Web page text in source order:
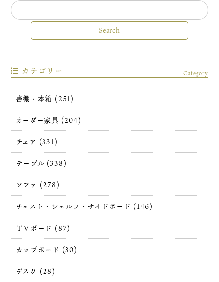
カテゴリー Category
書棚・本箱 (251)
オーダー家具 (204)
チェア (331)
テーブル (338)
ソファ (278)
チェスト・シェルフ・サイドボード (146)
ＴＶボード (87)
カップボード (30)
デスク (28)